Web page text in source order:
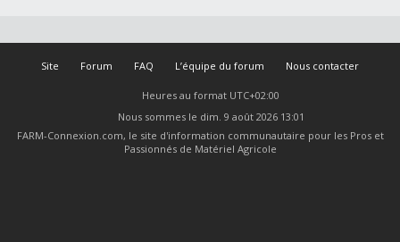
Site Forum FAQ L’équipe du forum Nous contacter
Heures au format UTC+02:00
Nous sommes le dim. 9 août 2026 13:01
FARM-Connexion.com, le site d'information communautaire pour les Pros et
Passionnés de Matériel Agricole